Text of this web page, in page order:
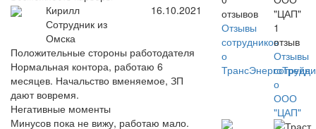
Кирилл
Сотрудник из
Омска
16.10.2021
Положительные стороны работодателя
Нормальная контора, работаю 6
месяцев. Начальство вменяемое, ЗП
дают вовремя.
Негативные моменты
Минусов пока не вижу, работаю мало.
отзывов
Отзывы
сотрудников
о
ТрансЭнергоТрейд
"ЦАП"
1
отзыв
Отзывы
о
ООО
"ЦАП"